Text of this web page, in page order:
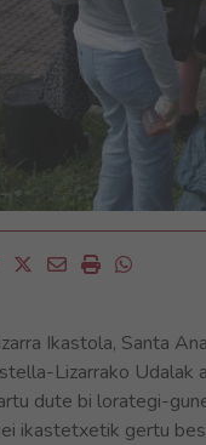
Twitter
EmailImprimirWhatsapp
Ikastola, Santa
Lizarrako Udalak
dute bi lorategi-
ikastetxetik gertu